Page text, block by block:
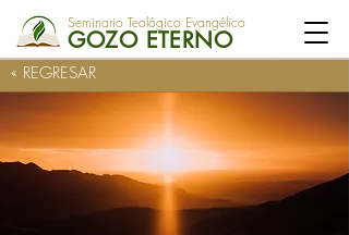
Seminario Teológico Evangélico
GOZO ETERNO
« REGRESAR